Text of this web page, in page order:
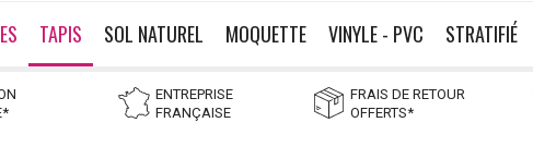
TAPIS SOL NATUREL MOQUETTE VINYLE - PVC STRATIFIÉ
ENTREPRISE
FRANÇAISE
FRAIS DE RETOUR
OFFERTS*